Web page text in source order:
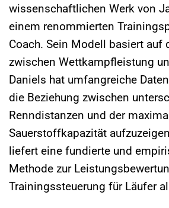
wissenschaftlichen Werk von
einem renommierten
Coach. Sein Modell basiert auf
zwischen Wettkampfleistung
Daniels hat umfangreiche
die Beziehung zwischen
Renndistanzen und der
Sauerstoffkapazität
liefert eine fundierte und
Methode zur
Trainingssteuerung für Läufer